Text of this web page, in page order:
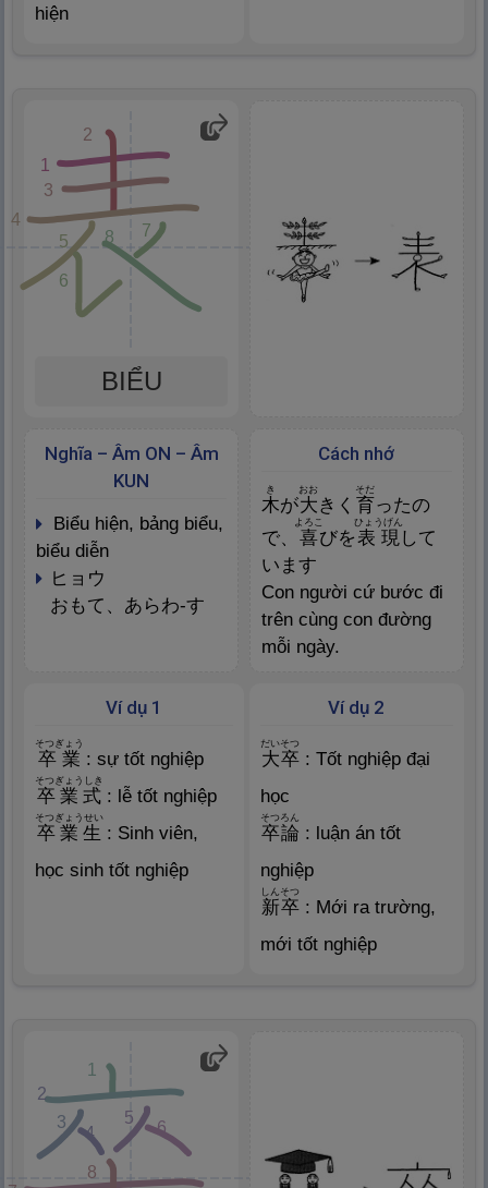
hiện
hiện
1
2
3
4
5
6
7
8
BIỂU
Cách nhớ
木
き
が大
おお
きく 育
そだ
ったの
で、 喜
よろこ
びを表 現
ひょうげん
して
います
Con người cứ bước đi
trên cùng con đường
mỗi ngày.
Nghĩa – Âm ON – Âm
KUN
biểu hiện, bảng biểu,
biểu diễn
ヒョウ
おもて、あらわ-す
Ví dụ 1
卒業
そつぎょう
: sự tốt nghiệp
卒業式
Nghĩa: Buổi lễ, kiểu, phương
そつぎょうしき
: lễ tốt nghiệp
卒業生
そつぎょうせい
: Sinh viên,
học sinh tốt nghiệp
Ví dụ 2
大卒
だいそつ
: Tốt nghiệp đại
học
卒論
そつろん
: luận án tốt
nghiệp
新卒
しんそつ
: Mới ra trường,
mới tốt nghiệp
1
3
2
4
5
6
8